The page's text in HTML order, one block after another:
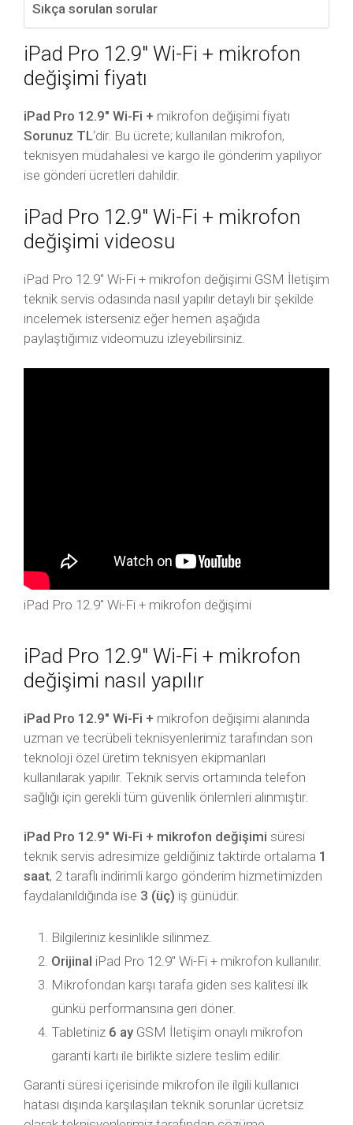
Sıkça sorulan sorular
iPad Pro 12.9″ Wi-Fi + mikrofon
değişimi fiyatı
iPad Pro 12.9″ Wi-Fi + mikrofon değişimi fiyatı
Sorunuz TL‘dir. Bu ücrete; kullanılan mikrofon,
teknisyen müdahalesi ve kargo ile gönderim yapılıyor
ise gönderi ücretleri dahildir.
iPad Pro 12.9″ Wi-Fi + mikrofon
değişimi videosu
iPad Pro 12.9″ Wi-Fi + mikrofon değişimi GSM İletişim
teknik servis odasında nasıl yapılır detaylı bir şekilde
incelemek isterseniz eğer hemen aşağıda
paylaştığımız videomuzu izleyebilirsiniz.
iPad Pro 12.9″ Wi-Fi + mikrofon değişimi
iPad Pro 12.9″ Wi-Fi + mikrofon
değişimi nasıl yapılır
iPad Pro 12.9″ Wi-Fi + mikrofon değişimi alanında
uzman ve tecrübeli teknisyenlerimiz tarafından son
teknoloji özel üretim teknisyen ekipmanları
kullanılarak yapılır. Teknik servis ortamında telefon
sağlığı için gerekli tüm güvenlik önlemleri alınmıştır.
iPad Pro 12.9″ Wi-Fi + mikrofon değişimi süresi
teknik servis adresimize geldiğiniz taktirde ortalama 1
saat, 2 taraflı indirimli kargo gönderim hizmetimizden
faydalanıldığında ise 3 (üç) iş günüdür.
Bilgileriniz kesinlikle silinmez.
Orijinal iPad Pro 12.9″ Wi-Fi + mikrofon kullanılır.
Mikrofondan karşı tarafa giden ses kalitesi ilk
günkü performansına geri döner.
Tabletiniz 6 ayGSM İletişim onaylı mikrofon
garanti kartı ile birlikte sizlere teslim edilir.
Garanti süresi içerisinde mikrofon ile ilgili kullanıcı
hatası dışında karşılaşılan teknik sorunlar ücretsiz